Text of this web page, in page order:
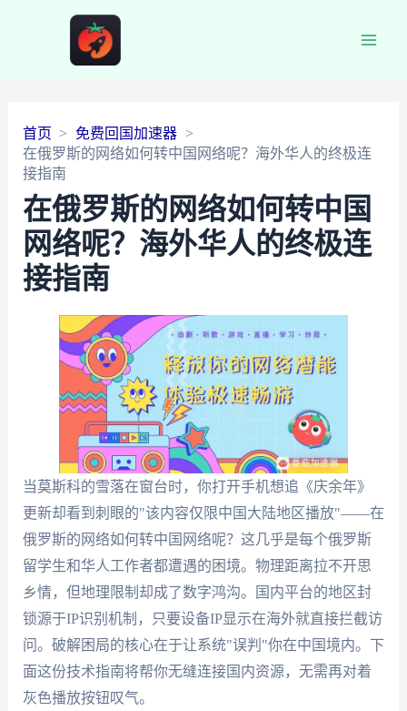
首页
免费回国加速器
在俄罗斯的网络如何转中国网络呢？海外华人的终极连
接指南
在俄罗斯的网络如何转中国
网络呢？海外华人的终极连
接指南
当莫斯科的雪落在窗台时，你打开手机想追《庆余年》
更新却看到刺眼的"该内容仅限中国大陆地区播放"——在
俄罗斯的网络如何转中国网络呢？这几乎是每个俄罗斯
留学生和华人工作者都遭遇的困境。物理距离拉不开思
乡情，但地理限制却成了数字鸿沟。国内平台的地区封
锁源于IP识别机制，只要设备IP显示在海外就直接拦截访
问。破解困局的核心在于让系统"误判"你在中国境内。下
面这份技术指南将帮你无缝连接国内资源，无需再对着
灰色播放按钮叹气。